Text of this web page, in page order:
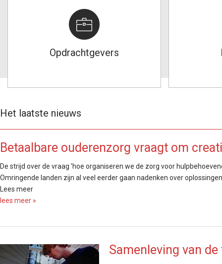
Opdrachtgevers
Het laatste nieuws
Betaalbare ouderenzorg vraagt om
De strijd over de vraag 'hoe organiseren we de zorg voor
Omringende landen zijn al veel eerder gaan nadenken over
Lees meer
lees meer »
Samenleving van